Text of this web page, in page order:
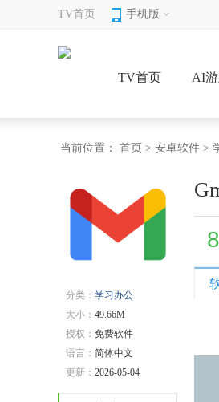
TV首页 手机版
TV首页 AI
当前位置： 首页 > 安卓软件 >
分类： 学习办公
大小： 49.66M
授权： 免费软件
语言： 简体中文
更新： 2026-05-04